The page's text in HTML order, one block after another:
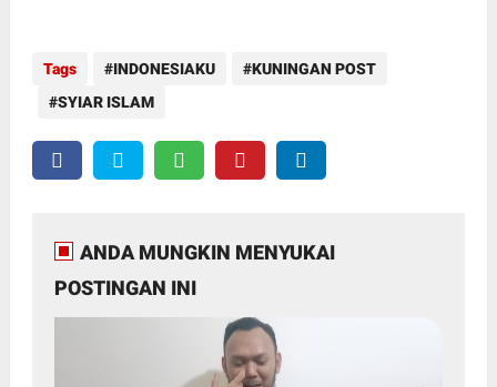
Tags INDONESIAKU
KUNINGAN POST
SYIAR ISLAM
ANDA MUNGKIN MENYUKAI
POSTINGAN INI